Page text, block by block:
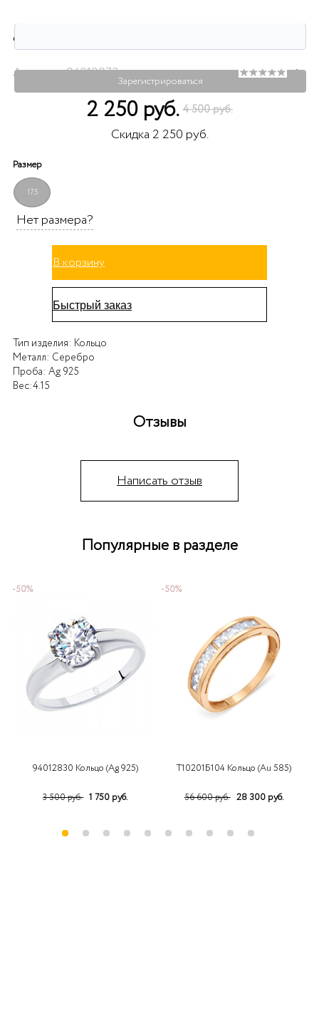
94012073 Кольцо (Ag 925)
Артикул: 94012073 ( 0 )
2 250 руб. 4 500 руб.
Скидка 2 250 руб.
Размер
17.5
Нет размера?
В корзину
Быстрый заказ
Тип изделия: Кольцо
Металл: Серебро
Проба: Ag 925
Вес:4.15
Отзывы
Написать отзыв
Популярные в разделе
-50%
94012830 Кольцо (Ag 925)
3 500 руб. 1 750 руб.
-50%
Т10201Б104 Кольцо (Au 585)
56 600 руб. 28 300 руб.
Зарегистрироваться